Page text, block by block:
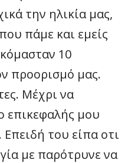
την ηλικία μας,
πάμε και εμείς
10
προορισμό μας.
Μέχρι να
επικεφαλής μου
του είπα οτι
με παρότρυνε να